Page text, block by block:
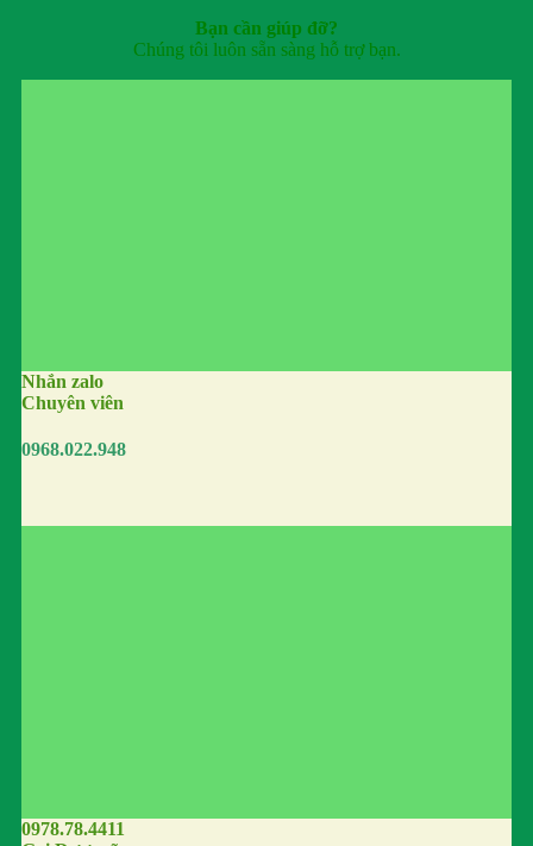
Bạn cần giúp đỡ?
Chúng tôi luôn sẵn sàng hỗ trợ bạn.
Nhắn zalo
Chuyên viên
0968.022.948
0978.78.4411